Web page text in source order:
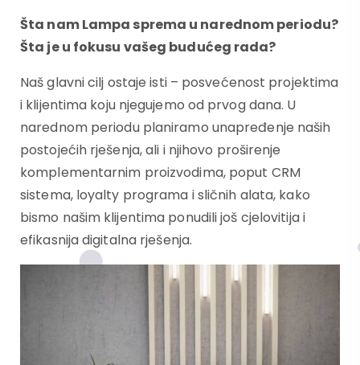
Šta nam Lampa sprema u narednom periodu?
Šta je u fokusu vašeg budućeg rada?
Naš glavni cilj ostaje isti – posvećenost projektima
i klijentima koju njegujemo od prvog dana. U
narednom periodu planiramo unapređenje naših
postojećih rješenja, ali i njihovo proširenje
komplementarnim proizvodima, poput CRM
sistema, loyalty programa i sličnih alata, kako
bismo našim klijentima ponudili još cjelovitija i
efikasnija digitalna rješenja.